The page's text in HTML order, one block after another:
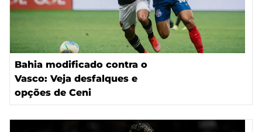
Bahia modificado contra o
Vasco: Veja desfalques e
opções de Ceni